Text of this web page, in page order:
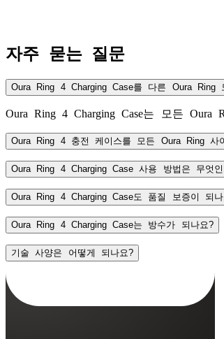
자주 묻는 질문
Oura Ring 4 Charging Case를 다른 Oura Ring
Oura Ring 4 Charging Case는 모든
Oura Ring 4 충전 케이스를 모든 Oura Ring 사
Oura Ring 4 Charging Case 사용 방법은 무엇인
더 보기
Oura Ring 4 Charging Case도 품질 보증이 되나
제한 보증이 적용되지 않는 경우의 예:
일상적인 사용으로 인한 긁힘이나
공식 판매처가 아닌 곳에서 구매한
Oura Ring 4 Charging Case는 방수가 되나요?
기술 사양은 어떻게 되나요?
재활용 알루미늄 절삭 및 샌드블라